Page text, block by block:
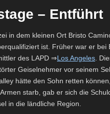
– Entführt
in dem kleinen Ort Bristo
ist. Früher war er bei
des LAPD ⇒Los Angeles .
Geiselnehmer vor seinem
hätte den Sohn retten
starb, gab er sich die
in die ländliche Region.